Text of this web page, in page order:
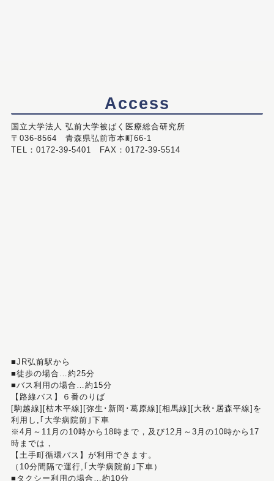
Access
国立大学法人 弘前大学被ばく医療総合研究所
〒036-8564 青森県弘前市本町66-1
TEL：0172-39-5401 FAX：0172-39-5514
■JR弘前駅から
■徒歩の場合…約25分
■バス利用の場合…約15分
【路線バス】６番のりば
[駒越線][枯木平線][弥生･新岡･葛原線][相馬線][大秋･居森平線]を
利用し,｢大学病院前｣下車
※4月～11月の10時から18時まで，及び12月～3月の10時から17
時までは，
【土手町循環バス】が利用できます。
（10分間隔で運行,｢大学病院前｣下車）
■タクシー利用の場合…約10分